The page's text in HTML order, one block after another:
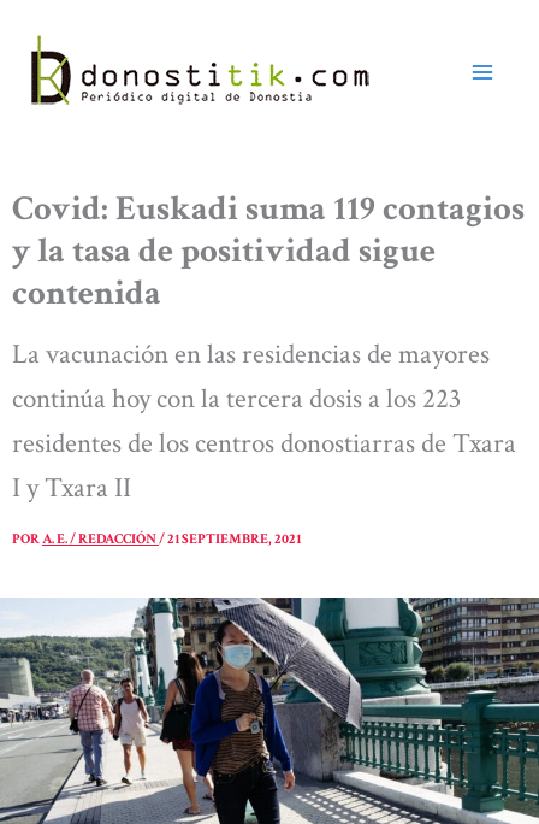
contenido
Covid: Euskadi suma 119 contagios
y la tasa de positividad sigue
contenida
La vacunación en las residencias de mayores
continúa hoy con la tercera dosis a los 223
residentes de los centros donostiarras de Txara
I y Txara II
PORA. E. / REDACCIÓN/21 SEPTIEMBRE, 2021